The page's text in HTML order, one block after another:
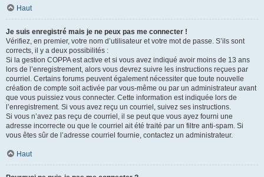
Haut
Je suis enregistré mais je ne peux pas me connecter !
Vérifiez, en premier, votre nom d’utilisateur et votre mot de passe. S’ils sont
corrects, il y a deux possibilités :
Si la gestion COPPA est active et si vous avez indiqué avoir moins de 13 ans
lors de l’enregistrement, alors vous devrez suivre les instructions reçues par
courriel. Certains forums peuvent également nécessiter que toute nouvelle
création de compte soit activée par vous-même ou par un administrateur avant
que vous puissiez vous connecter. Cette information est indiquée lors de
l’enregistrement. Si vous avez reçu un courriel, suivez ses instructions.
Si vous n’avez pas reçu de courriel, il se peut que vous ayez fourni une
adresse incorrecte ou que le courriel ait été traité par un filtre anti-spam. Si
vous êtes sûr de l’adresse courriel fournie, contactez un administrateur.
Haut